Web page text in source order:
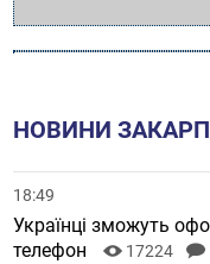
НОВИНИ
18:49
Українці зможуть
телефон
17224